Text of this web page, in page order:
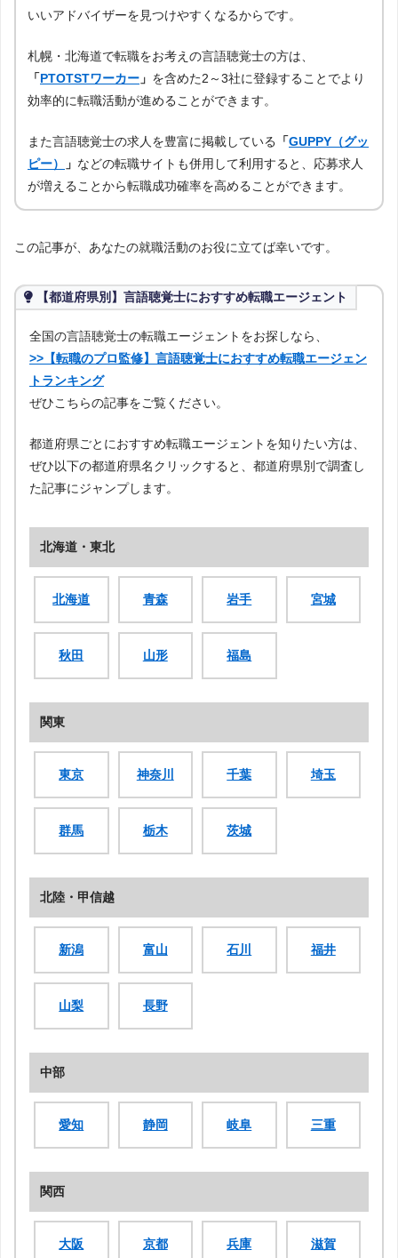
いいアドバイザーを見つけやすくなるからです。
札幌・北海道で転職をお考えの言語聴覚士の方は、
「PTOTSTワーカー 」 を含めた2～3社に登録することでより
効率的に転職活動が進めることができます。
また言語聴覚士の求人を豊富に掲載している 「GUPPY（グッ
ピー）
」 などの転職サイトも併用して利用すると、応募求人
が増えることから転職成功確率を高めることができます。
この記事が、あなたの就職活動のお役に立てば幸いです。
【都道府県別】言語聴覚士におすすめ転職エージェント
全国の言語聴覚士の転職エージェントをお探しなら、
>>【転職のプロ監修】言語聴覚士におすすめ転職エージェン
トランキング
ぜひこちらの記事をご覧ください。
都道府県ごとにおすすめ転職エージェントを知りたい方は、
ぜひ以下の都道府県名クリックすると、都道府県別で調査し
た記事にジャンプします。
北海道・東北
北海道 青森 岩手 宮城
秋田 山形 福島
関東
東京 神奈川 千葉 埼玉
群馬 栃木 茨城
北陸・甲信越
新潟 富山 石川 福井
山梨 長野
中部
愛知 静岡 岐阜 三重
関西
大阪 京都 兵庫 滋賀